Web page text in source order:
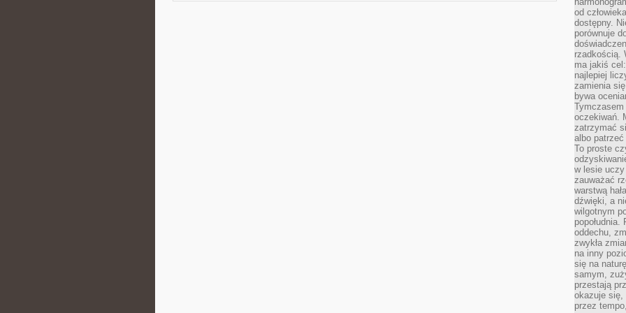
od
dostępny.
porównuje
rzadkością.
ma jakiś
najlepiej
zamienia
bywa
oczekiwań.
zatrzymać
albo
To proste
w lesie uczy
zauważać
warstwą
dźwięki, a
wilgotnym
oddechu,
zwykła
na inny
się na
samym,
przestają
okazuje się,
przez